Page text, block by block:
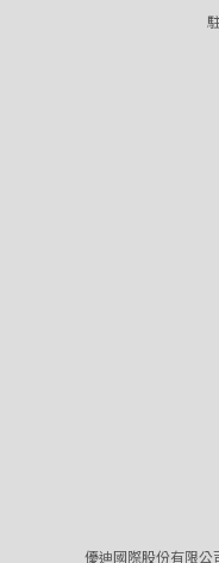
優迪國際股份有限公